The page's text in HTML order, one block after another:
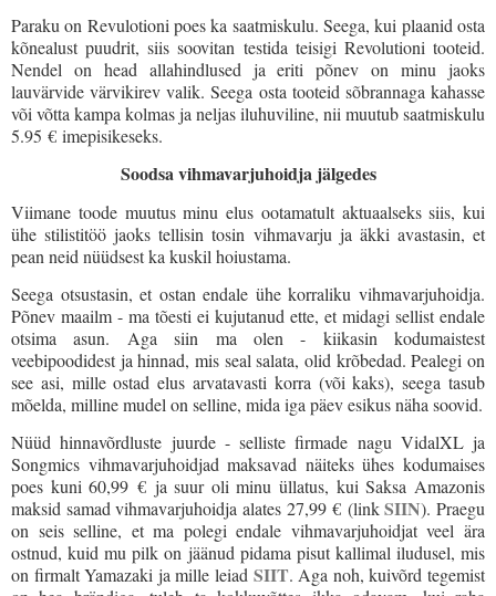
Paraku on Revulotioni poes ka saatmiskulu. Seega, kui plaanid osta
kõnealust puudrit, siis soovitan testida teisigi Revolutioni tooteid.
Nendel on head allahindlused ja eriti põnev on minu jaoks
lauvärvide värvikirev valik. Seega osta tooteid sõbrannaga kahasse
või võtta kampa kolmas ja neljas iluhuviline, nii muutub saatmiskulu
5.95 € imepisikeseks.
Soodsa vihmavarjuhoidja jälgedes
Viimane toode muutus minu elus ootamatult aktuaalseks siis, kui
ühe stilistitöö jaoks tellisin tosin vihmavarju ja äkki avastasin, et
pean neid nüüdsest ka kuskil hoiustama.
Seega otsustasin, et ostan endale ühe korraliku vihmavarjuhoidja.
Põnev maailm - ma tõesti ei kujutanud ette, et midagi sellist endale
otsima asun. Aga siin ma olen - kiikasin kodumaistest
veebipoodidest ja hinnad, mis seal salata, olid krõbedad. Pealegi on
see asi, mille ostad elus arvatavasti korra (või kaks), seega tasub
mõelda, milline mudel on selline, mida iga päev esikus näha soovid.
Nüüd hinnavõrdluste juurde - selliste firmade nagu VidalXL ja
Songmics vihmavarjuhoidjad maksavad näiteks ühes kodumaises
poes kuni 60,99 € ja suur oli minu üllatus, kui Saksa Amazonis
maksid samad vihmavarjuhoidja alates 27,99 € (linkSIIN). Praegu
on seis selline, et ma polegi endale vihmavarjuhoidjat veel ära
ostnud, kuid mu pilk on jäänud pidama pisut kallimal iludusel, mis
on firmalt Yamazaki ja mille leiad SIIT. Aga noh, kuivõrd tegemist